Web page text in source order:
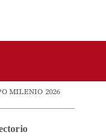
MILENIO 2026